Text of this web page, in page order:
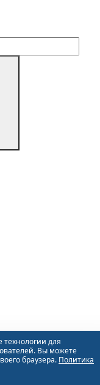
для
Вы можете
браузера. Политика